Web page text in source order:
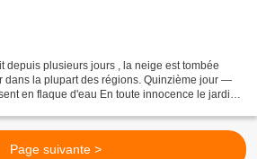
depuis plusieurs jours , la neige est tombée
dans la plupart des régions. Quinzième jour —
en flaque d'eau En toute innocence le jardin
Page suivante >